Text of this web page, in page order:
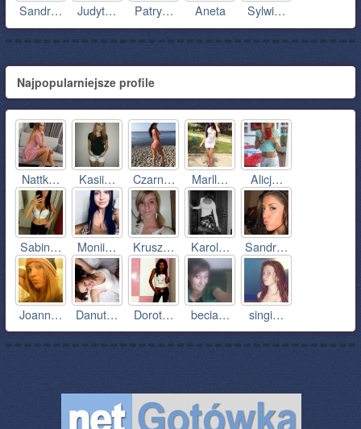
Sandr… Judyt… Patry… Aneta Sylwi…
Najpopularniejsze profile
Nattk… Kasii… Czarn… Marll… Alicj…
Sabin… Monii… Krusz… Karol… Sandr…
Joann… Danut… Dorot… becia… singi…